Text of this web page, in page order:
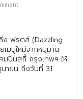
ง ฟรุตส์ (Dazzling
มนูใหม่จากหนุมาน
มปินสกี้ กรุงเทพฯ ให้
ายน ถึงวันที่ 31